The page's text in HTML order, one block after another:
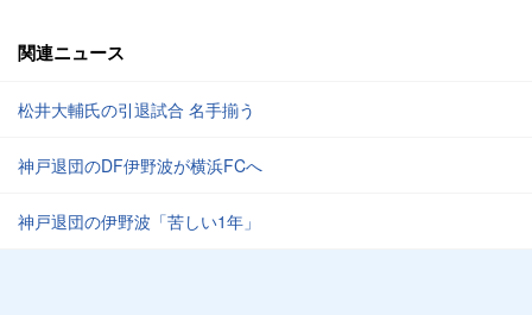
関連ニュース
松井大輔氏の引退試合 名手揃う
神戸退団のDF伊野波が横浜FCへ
神戸退団の伊野波「苦しい1年」